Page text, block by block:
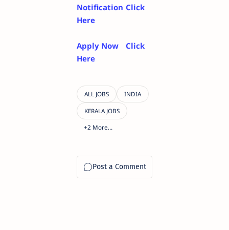
Notification Click
Here
Apply Now
Click
Here